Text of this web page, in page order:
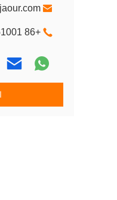
+86 17521661001